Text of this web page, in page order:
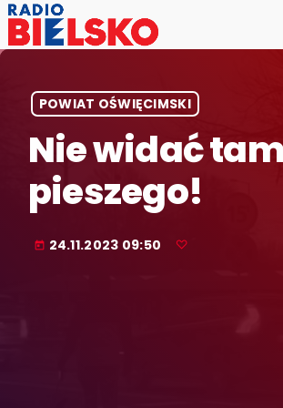
POWIAT OŚWIĘCIMSKI
Nie widać tam
pieszego!
today 24.11.2023 09:50